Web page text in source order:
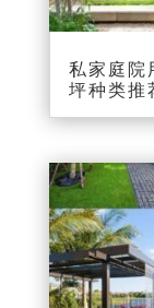
私家庭院
坪种类推